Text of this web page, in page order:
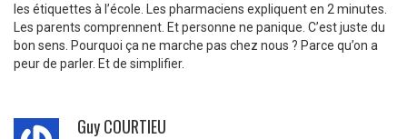
les étiquettes à l’école. Les pharmaciens expliquent en 2 minutes.
Les parents comprennent. Et personne ne panique. C’est juste du
bon sens. Pourquoi ça ne marche pas chez nous ? Parce qu’on a
peur de parler. Et de simplifier.
Guy COURTIEU